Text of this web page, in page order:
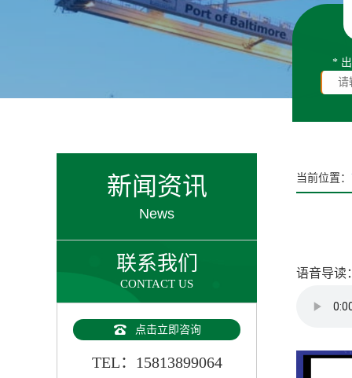
*
新闻资讯
News
联系我们
CONTACT US
点击立即咨询
TEL：15813899064
当前位置：
语音导读